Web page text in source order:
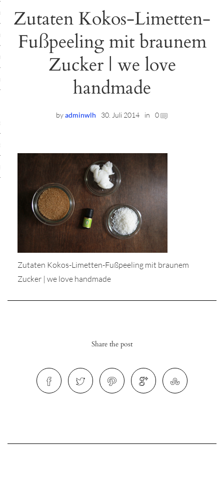
Workshops
Location
Workshops
Zutaten Kokos-Limetten-
Fußpeeling mit braunem
Zucker | we love
handmade
byadminwlh 30. Juli 2014 in 0
Zutaten Kokos-Limetten-Fußpeeling mit braunem
Zucker | we love handmade
Share the post